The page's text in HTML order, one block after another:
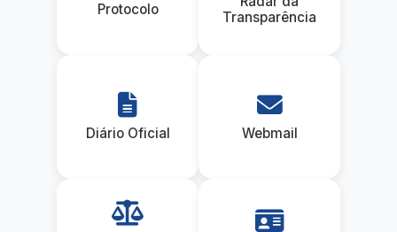
Protocolo
Transparência
Diário Oficial Webmail